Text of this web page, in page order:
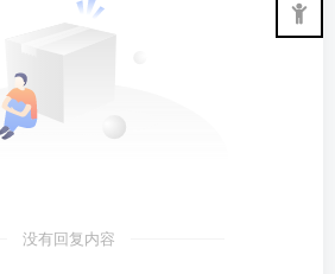
没有回复内容